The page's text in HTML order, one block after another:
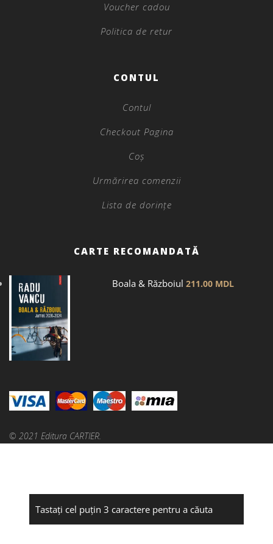
Voucher cadou
Politica de retur
CONTUL
Contul
Checkout Pagina
Coș
Urmărirea comenzii
Lista de dorințe
CARTE RECOMANDATĂ
Boala & Războiul 211.00 MDL
© 2021 Editura CARTIER.